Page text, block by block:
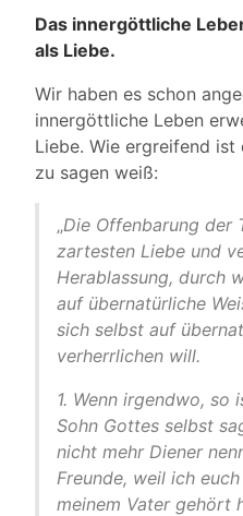
Das innergöttliche
als Liebe.
Wir haben es schon
innergöttliche Leben
Liebe. Wie ergreifend ist
zu sagen weiß:
„Die Offenbarung der
zartesten Liebe und
Herablassung, durch
auf übernatürliche
sich selbst auf
verherrlichen will.
1. Wenn irgendwo, so
Sohn Gottes selbst
nicht mehr Diener
Freunde, weil ich
meinem Vater gehört